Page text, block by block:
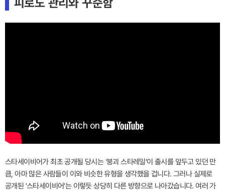
스타세이비어가 최초 공개될 당시는 '붕괴 스타레일'이 출시를 앞두고 있던 만
큼, 아마 많은 사람들이 이와 비슷한 유형을 생각했을 겁니다. 그러나 실제로
공개된 '스타세이비어'는 이렇듯 상당히 다른 방향으로 나아갔습니다. 여러 가